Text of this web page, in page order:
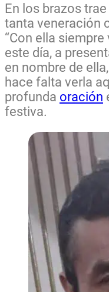
En los brazos
tanta veneración
“Con ella
este día, a
en nombre de
hace falta verla
profunda oración
festiva.